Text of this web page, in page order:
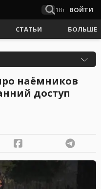
18+ ВОЙТИ
СТАТЬИ БОЛЬШЕ
наёмников
доступ